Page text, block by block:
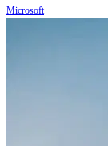
Microsoft